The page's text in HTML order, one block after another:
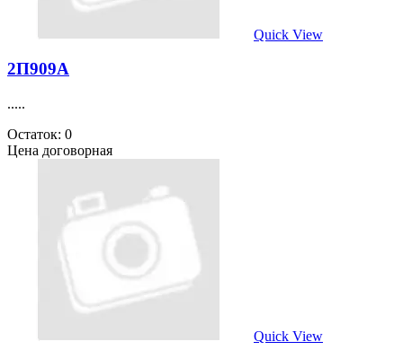
Quick View
2П909А
.....
Остаток: 0
Цена договорная
Quick View